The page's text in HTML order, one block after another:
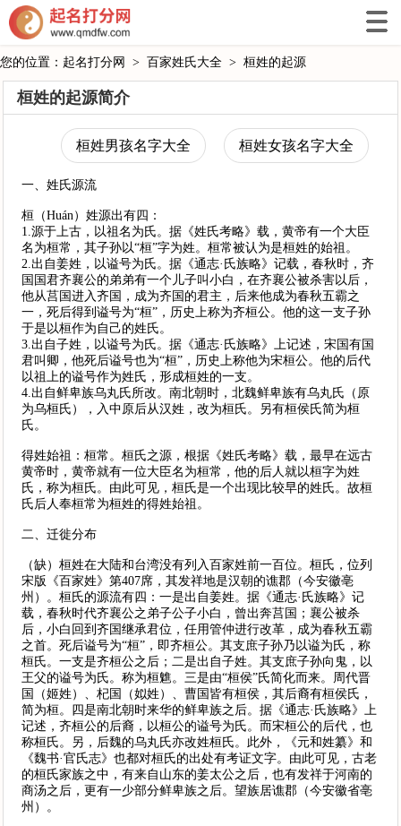
您的位置： 起名打分网 > 百家姓氏大全 > 桓姓的起源
桓姓的起源简介
桓姓男孩名字大全 桓姓女孩名字大全
一、姓氏源流
桓（Huán）姓源出有四：
1.源于上古，以祖名为氏。据《姓氏考略》载，黄帝有一个大臣
名为桓常，其子孙以“桓”字为姓。桓常被认为是桓姓的始祖。
2.出自姜姓，以谥号为氏。据《通志·氏族略》记载，春秋时，齐
国国君齐襄公的弟弟有一个儿子叫小白，在齐襄公被杀害以后，
他从莒国进入齐国，成为齐国的君主，后来他成为春秋五霸之
一，死后得到谥号为“桓”，历史上称为齐桓公。他的这一支子孙
于是以桓作为自己的姓氏。
3.出自子姓，以谥号为氏。据《通志·氏族略》上记述，宋国有国
君叫卿，他死后谥号也为“桓”，历史上称他为宋桓公。他的后代
以祖上的谥号作为姓氏，形成桓姓的一支。
4.出自鲜卑族乌丸氏所改。南北朝时，北魏鲜卑族有乌丸氏（原
为乌桓氏），入中原后从汉姓，改为桓氏。另有桓侯氏简为桓
氏。
得姓始祖：桓常。桓氏之源，根据《姓氏考略》载，最早在远古
黄帝时，黄帝就有一位大臣名为桓常，他的后人就以桓字为姓
氏，称为桓氏。由此可见，桓氏是一个出现比较早的姓氏。故桓
氏后人奉桓常为桓姓的得姓始祖。
二、迁徙分布
（缺）桓姓在大陆和台湾没有列入百家姓前一百位。桓氏，位列
宋版《百家姓》第407席，其发祥地是汉朝的谯郡（今安徽亳
州）。桓氏的源流有四：一是出自姜姓。据《通志·氏族略》记
载，春秋时代齐襄公之弟子公子小白，曾出奔莒国；襄公被杀
后，小白回到齐国继承君位，任用管仲进行改革，成为春秋五霸
之首。死后谥号为“桓”，即齐桓公。其支庶子孙乃以谥为氏，称
桓氏。一支是齐桓公之后；二是出自子姓。其支庶子孙向鬼，以
王父的谥号为氏。称为桓魋。三是由“桓侯”氏简化而来。周代晋
国（姬姓）、杞国（姒姓）、曹国皆有桓侯，其后裔有桓侯氏，
简为桓。四是南北朝时来华的鲜卑族之后。据《通志·氏族略》上
记述，齐桓公的后裔，以桓公的谥号为氏。而宋桓公的后代，也
称桓氏。另，后魏的乌丸氏亦改姓桓氏。此外，《元和姓纂》和
《魏书·官氏志》也都对桓氏的出处有考证文字。由此可见，古老
的桓氏家族之中，有来自山东的姜太公之后，也有发祥于河南的
商汤之后，更有一少部分鲜卑族之后。望族居谯郡（今安徽省亳
州）。